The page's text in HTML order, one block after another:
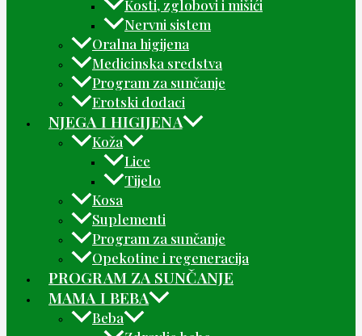
Kosti, zglobovi i mišići
Nervni sistem
Oralna higijena
Medicinska sredstva
Program za sunčanje
Erotski dodaci
NJEGA I HIGIJENA
Koža
Lice
Tijelo
Kosa
Suplementi
Program za sunčanje
Opekotine i regeneracija
PROGRAM ZA SUNČANJE
MAMA I BEBA
Beba